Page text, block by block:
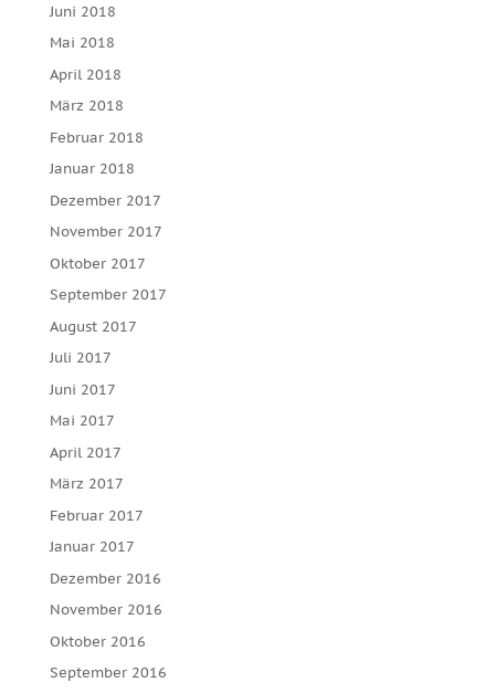
Juni 2018
Mai 2018
April 2018
März 2018
Februar 2018
Januar 2018
Dezember 2017
November 2017
Oktober 2017
September 2017
August 2017
Juli 2017
Juni 2017
Mai 2017
April 2017
März 2017
Februar 2017
Januar 2017
Dezember 2016
November 2016
Oktober 2016
September 2016